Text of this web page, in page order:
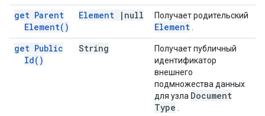
get Parent
Element( )
Element | null Получает родительский
Element
get Public
Id( )
String
Получает публичный
идентификатор
внешнего
подмножества данных
для узла Document
Type